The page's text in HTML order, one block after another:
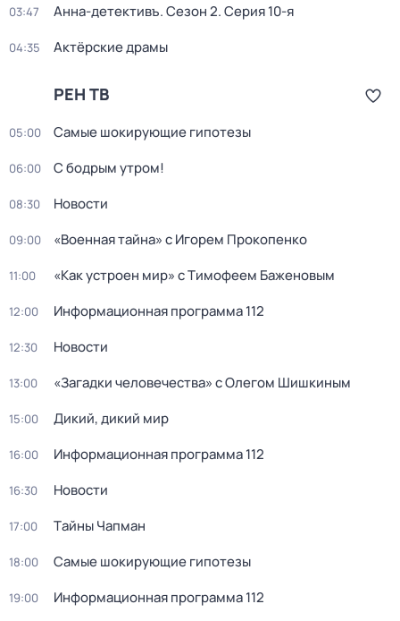
03:47 Анна-детективъ. Сезон 2. Серия 10-я
04:35 Актёрские драмы
РЕН ТВ
05:00 Самые шoкиpующие гипотезы
06:00 С бодрым утром!
08:30 Новости
09:00 «Военная тайна» с Игорем Прокопенко
11:00 «Как устроен мир» с Тимофеем Баженовым
12:00 Информационная программа 112
12:30 Новости
13:00 «Загадки человечества» с Олегом Шишкиным
15:00 Дикий, дикий мир
16:00 Информационная программа 112
16:30 Новости
17:00 Тaйны Чапман
18:00 Самые шoкиpующие гипотезы
19:00 Информационная программа 112